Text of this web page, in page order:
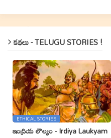
కథలు - TELUGU STORIES !
ETHICAL STORIES
ఇంద్రియ లౌల్యం - Irdiya Laukyam